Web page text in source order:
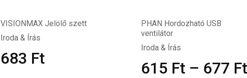
VISIONMAX Jelölő szett
Iroda & Írás
683 Ft
PHAN Hordozható USB
ventilátor
Iroda & Írás
615 Ft – 677 Ft